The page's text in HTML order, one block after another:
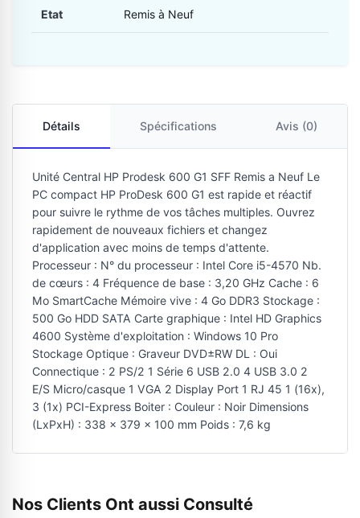
Etat Remis à Neuf
Détails Spécifications Avis (0)
Unité Central HP Prodesk 600 G1 SFF Remis a Neuf Le
PC compact HP ProDesk 600 G1 est rapide et réactif
pour suivre le rythme de vos tâches multiples. Ouvrez
rapidement de nouveaux fichiers et changez
d'application avec moins de temps d'attente.
Processeur : N° du processeur : Intel Core i5-4570 Nb.
de cœurs : 4 Fréquence de base : 3,20 GHz Cache : 6
Mo SmartCache Mémoire vive : 4 Go DDR3 Stockage :
500 Go HDD SATA Carte graphique : Intel HD Graphics
4600 Système d'exploitation : Windows 10 Pro
Stockage Optique : Graveur DVD±RW DL : Oui
Connectique : 2 PS/2 1 Série 6 USB 2.0 4 USB 3.0 2
E/S Micro/casque 1 VGA 2 Display Port 1 RJ 45 1 (16x),
3 (1x) PCI-Express Boiter : Couleur : Noir Dimensions
(LxPxH) : 338 x 379 x 100 mm Poids : 7,6 kg
Nos Clients Ont aussi Consulté